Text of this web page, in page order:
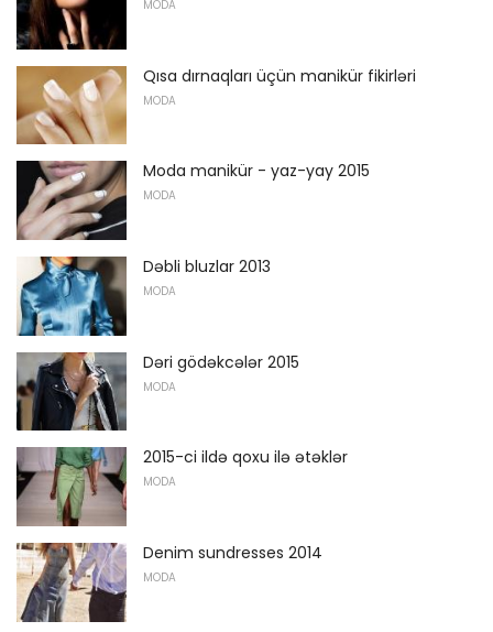
MODA
Qısa dırnaqları üçün manikür fikirləri
MODA
Moda manikür - yaz-yay 2015
MODA
Dəbli bluzlar 2013
MODA
Dəri gödəkcələr 2015
MODA
2015-ci ildə qoxu ilə ətəklər
MODA
Denim sundresses 2014
MODA